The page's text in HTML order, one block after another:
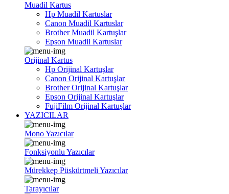
Muadil Kartus
Hp Muadil Kartuslar
Canon Muadil Kartuslar
Brother Muadil Kartuşlar
Epson Muadil Kartuslar
Orijinal Kartus
Hp Orijinal Kartuşlar
Canon Orijinal Kartuşlar
Brother Orijinal Kartuşlar
Epson Orijinal Kartuşlar
FujiFilm Orijinal Kartuşlar
YAZICILAR
Mono Yazıcılar
Fonksiyonlu Yazıcılar
Mürekkep Püskürtmeli Yazıcılar
Tarayıcılar